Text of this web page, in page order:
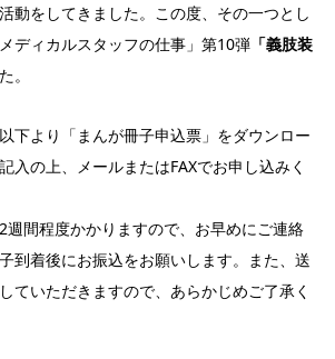
動をしてきました。この度、その一つとし
ディカルスタッフの仕事」第10弾 「義肢装
。
下より「まんが冊子申込票」をダウンロー
入の上、メールまたはFAXでお申し込みく
週間程度かかりますので、お早めにご連絡
到着後にお振込をお願いします。また、送
ていただきますので、あらかじめご了承く